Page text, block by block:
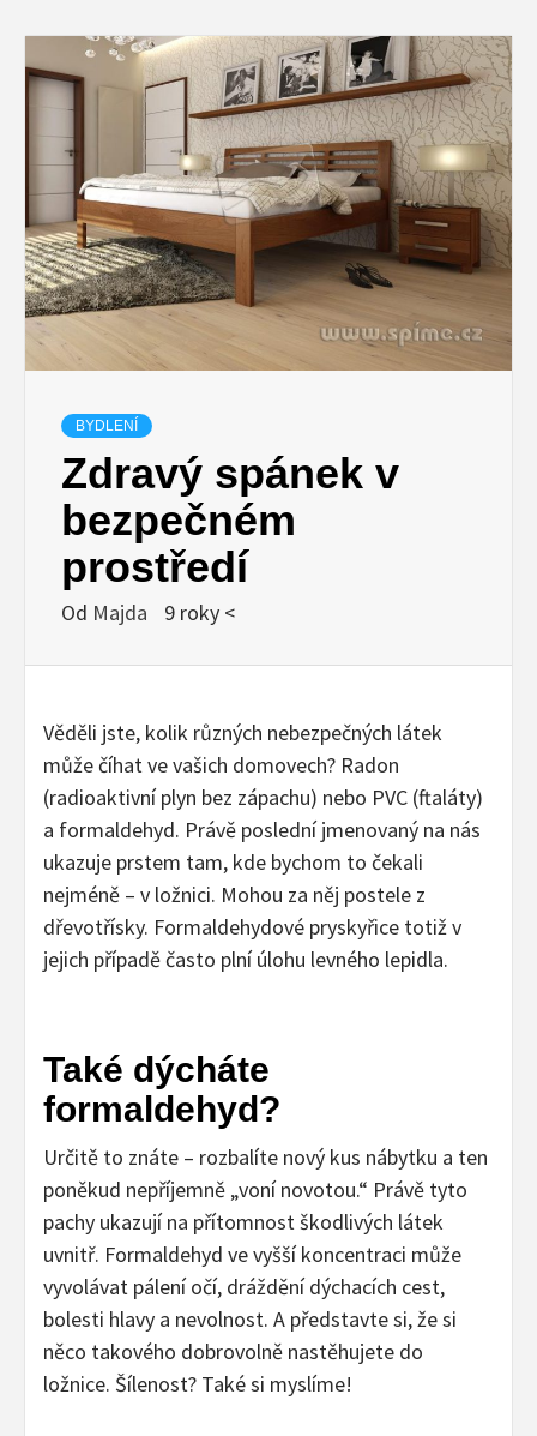
BYDLENÍ
Zdravý spánek v
bezpečném
prostředí
Od Majda 9 roky <
Věděli jste, kolik různých nebezpečných látek
může číhat ve vašich domovech? Radon
(radioaktivní plyn bez zápachu) nebo PVC (ftaláty)
a formaldehyd. Právě poslední jmenovaný na nás
ukazuje prstem tam, kde bychom to čekali
nejméně – v ložnici. Mohou za něj postele z
dřevotřísky. Formaldehydové pryskyřice totiž v
jejich případě často plní úlohu levného lepidla.
Také dýcháte
formaldehyd?
Určitě to znáte – rozbalíte nový kus nábytku a ten
poněkud nepříjemně „voní novotou.“ Právě tyto
pachy ukazují na přítomnost škodlivých látek
uvnitř. Formaldehyd ve vyšší koncentraci může
vyvolávat pálení očí, dráždění dýchacích cest,
bolesti hlavy a nevolnost. A představte si, že si
něco takového dobrovolně nastěhujete do
ložnice. Šílenost? Také si myslíme!